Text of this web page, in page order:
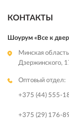
КОНТАКТЫ
Шоурум «Все к
Минская
Дзержинского,
Оптовый отдел:
+375 (44) 555-
+375 (29) 176-